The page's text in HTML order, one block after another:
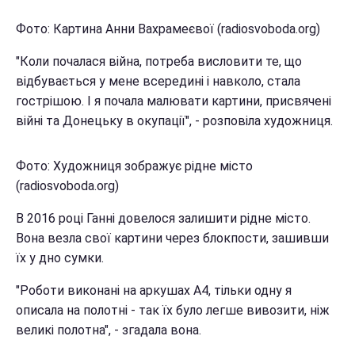
Фото: Картина Анни Вахрамеєвої (radiosvoboda.org)
"Коли почалася війна, потреба висловити те, що
відбувається у мене всередині і навколо, стала
гострішою. І я почала малювати картини, присвячені
війні та Донецьку в окупації", - розповіла художниця.
Фото: Художниця зображує рідне місто
(radiosvoboda.org)
В 2016 році Ганні довелося залишити рідне місто.
Вона везла свої картини через блокпости, зашивши
їх у дно сумки.
"Роботи виконані на аркушах А4, тільки одну я
описала на полотні - так їх було легше вивозити, ніж
великі полотна", - згадала вона.